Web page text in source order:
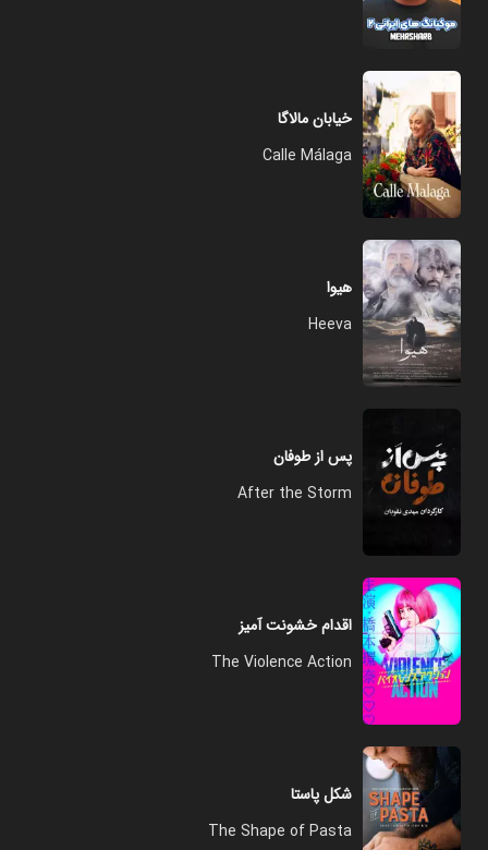
خیابان مالاگا
Calle Málaga
هیوا
Heeva
پس از طوفان
After the Storm
اقدام خشونت آمیز
The Violence Action
شکل پاستا
The Shape of Pasta